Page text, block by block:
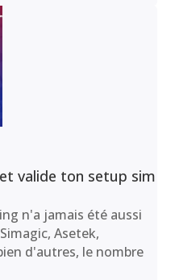
valide ton setup sim
n'a jamais été aussi
Asetek,
d'autres, le nombre